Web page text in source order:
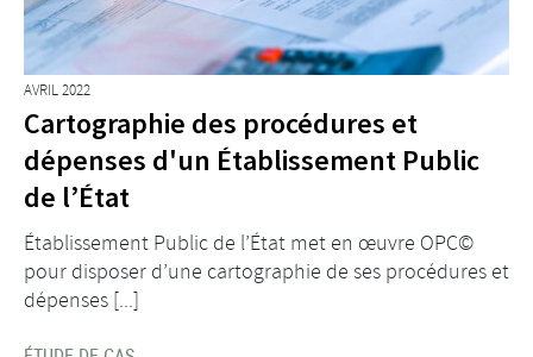
AVRIL 2022
Cartographie des procédures et
dépenses d'un Établissement Public
de l’État
Établissement Public de l’État met en œuvre OPC©
pour disposer d’une cartographie de ses procédures et
dépenses [...]